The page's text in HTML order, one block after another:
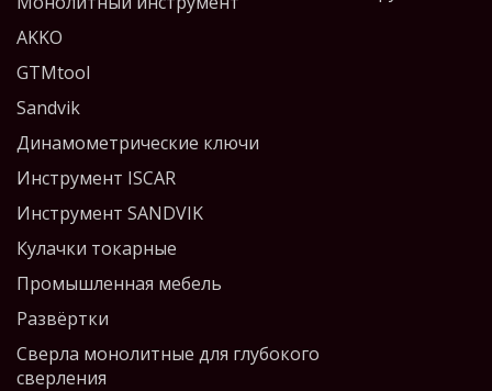
AKKO
GTMtool
Sandvik
Динамометрические ключи
Инструмент ISCAR
Инструмент SANDVIK
Кулачки токарные
Промышленная мебель
Развёртки
Сверла монолитные для глубокого
сверления